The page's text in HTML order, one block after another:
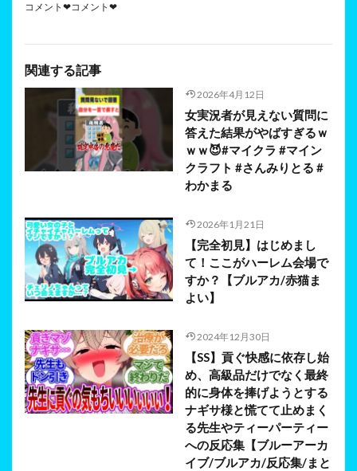
コメント❤コメント❤
関連する記事
2026年4月12日
女実況者が見えない質問に
答えた結果がやばすぎるｗ
ｗｗ😈#マイクラ #マイン
クラフト #さんみりとる #
わかまる
2026年1月21日
【完全初見】はじめまし
て！ここがハーレム会場で
すか？【ブルアカ/赤猫ま
よい】
2024年12月30日
【SS】貢ぐ快感に依存し始
め、高級品だけでなく最終
的に身体を捧げようとする
ナギサ様と慌てて止めまく
る先生やティーパーティー
への反応集【ブルーアーカ
イブ/ブルアカ/反応集/まと